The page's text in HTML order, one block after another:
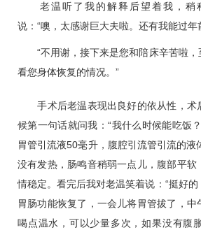
老温听了我的解释后望着我，稍
说：“噢，太感谢巨大夫啦。还有我能过年
“不用谢，接下来是您和陪床辛苦啦，
看您身体恢复的情况。”
手术后老温表现出良好的依从性，术
候第一句话就问我：“我什么时候能吃饭
胃管引流液50毫升，腹腔引流管引流的液
没有发热，肠鸣音稍弱一点儿，腹部平软
情稳定。看完后我对老温笑着说：“挺好
胃肠功能恢复了，一会儿将胃管拔了，
喝点温水，可以少量多次，如果没有腹